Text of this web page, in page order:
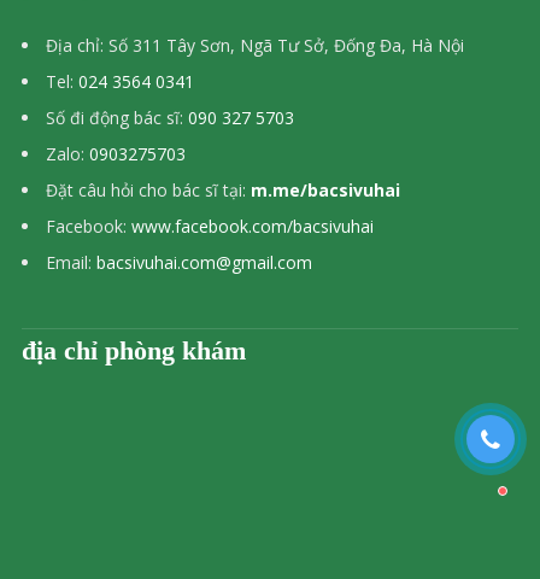
Địa chỉ: Số 311 Tây Sơn, Ngã Tư Sở, Đống Đa, Hà Nội
Tel: 024 3564 0341
Số đi động bác sĩ: 090 327 5703
Zalo: 0903275703
Đặt câu hỏi cho bác sĩ tại: m.me/bacsivuhai
Facebook: www.facebook.com/bacsivuhai
Email: bacsivuhai.com@gmail.com
địa chỉ phòng khám